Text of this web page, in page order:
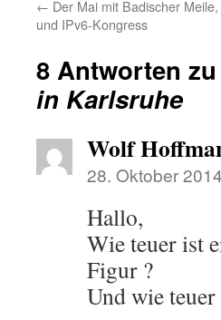
← Der Mai mit Badischer
und IPv6-Kongress
8 Antworten zu
in Karlsruhe
Wolf
28. Oktober
Hallo,
Wie teuer ist
Figur ?
Und wie